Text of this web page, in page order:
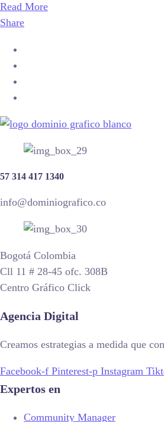
Read More
Share
57 314 417 1340
info@dominiografico.co
Bogotá Colombia
Cll 11 # 28-45 ofc. 308B
Centro Gráfico Click
Agencia Digital
Creamos estrategias a medida que
Facebook-f Pinterest-p Instagram
Expertos en
Community Manager